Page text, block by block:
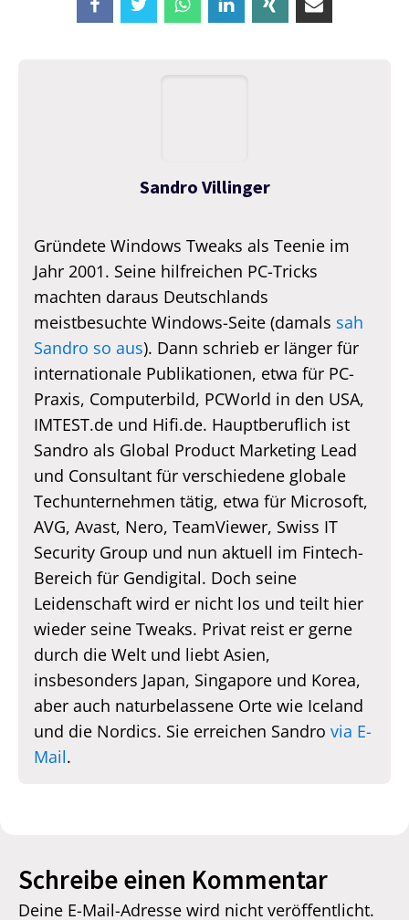
Sandro Villinger
Gründete Windows Tweaks als Teenie im
Jahr 2001. Seine hilfreichen PC-Tricks
machten daraus Deutschlands
meistbesuchte Windows-Seite (damals sah
Sandro so aus). Dann schrieb er länger für
internationale Publikationen, etwa für PC-
Praxis, Computerbild, PCWorld in den USA,
IMTEST.de und Hifi.de. Hauptberuflich ist
Sandro als Global Product Marketing Lead
und Consultant für verschiedene globale
Techunternehmen tätig, etwa für Microsoft,
AVG, Avast, Nero, TeamViewer, Swiss IT
Security Group und nun aktuell im Fintech-
Bereich für Gendigital. Doch seine
Leidenschaft wird er nicht los und teilt hier
wieder seine Tweaks. Privat reist er gerne
durch die Welt und liebt Asien,
insbesonders Japan, Singapore und Korea,
aber auch naturbelassene Orte wie Iceland
und die Nordics. Sie erreichen Sandro via E-
Mail.
Schreibe einen Kommentar
Deine E-Mail-Adresse wird nicht veröffentlicht.